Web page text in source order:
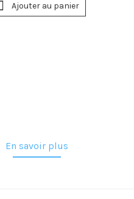
Ajouter au panier
En savoir plus